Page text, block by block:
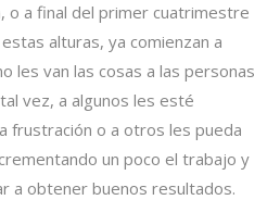
o a final del primer cuatrimestre
alturas, ya comienzan a
les van las cosas a las personas
vez, a algunos les esté
frustración o a otros les pueda
un poco el trabajo y
a obtener buenos resultados.